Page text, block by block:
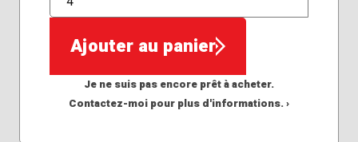
QTÉ
Ajouter au panier
Je ne suis pas encore prêt à acheter.
Contactez-moi pour plus d'informations. ›